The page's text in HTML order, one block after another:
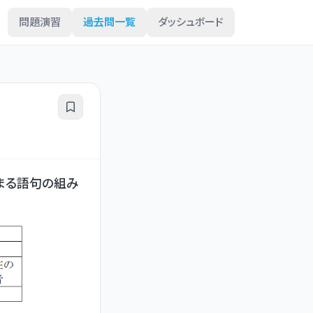
問題演習 過去問一覧 ダッシュボード
る語句の組み